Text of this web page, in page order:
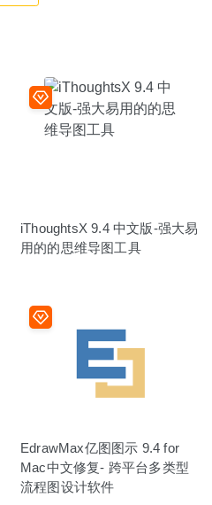
iThoughtsX 9.4 中文版-强大易
用的的思维导图工具
EdrawMax亿图图示 9.4 for
Mac中文修复- 跨平台多类型
流程图设计软件